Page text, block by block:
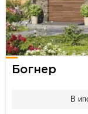
Богнер
В